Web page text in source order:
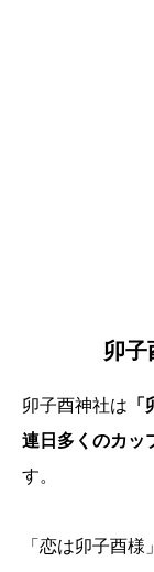
卯子
卯子酉神社は
連日多くのカッ
す。
「恋は卯子酉